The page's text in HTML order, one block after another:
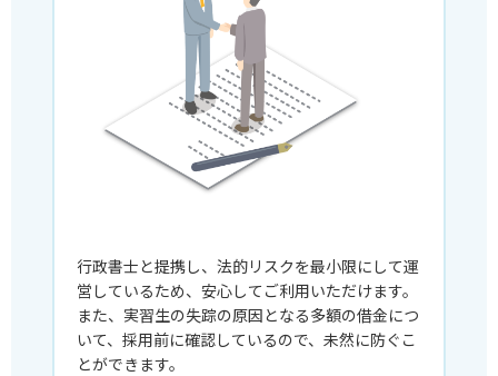
行政書士と提携し、法的リスクを最小限にして運
営しているため、安心してご利用いただけます。
また、実習生の失踪の原因となる多額の借金につ
いて、採用前に確認しているので、未然に防ぐこ
とができます。